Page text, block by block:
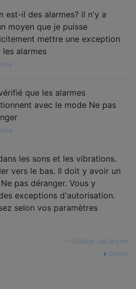
est-il des alarmes? il n'y a
moyen que je puisse
mettre une exception
les alarmes
que les alarmes
avec le mode Ne pas
les sons et les vibrations.
vers le bas. Il doit y avoir un
pas déranger. Vous y
exceptions d'autorisation.
selon vos paramètres
Bobbie-Lee Bryant
source